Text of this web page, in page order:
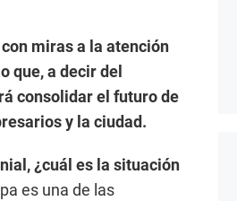
miras a la atención
que, a decir del
consolidar el futuro de
y la ciudad.
¿cuál es la situación
es una de las